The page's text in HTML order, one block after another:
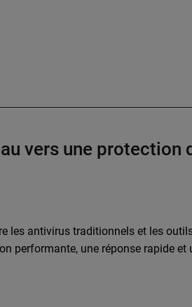
vers une protection
les antivirus traditionnels et les
performante, une réponse rapide et